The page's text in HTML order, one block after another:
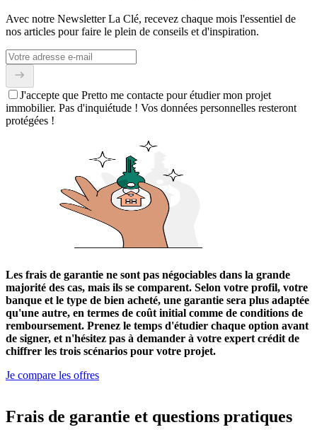
Avec notre Newsletter La Clé, recevez chaque mois l'essentiel de
nos articles pour faire le plein de conseils et d'inspiration.
J'accepte que Pretto me contacte pour étudier mon projet
immobilier. Pas d'inquiétude ! Vos données personnelles resteront
protégées !
Les frais de garantie ne sont pas négociables dans la grande
majorité des cas, mais ils se comparent. Selon votre profil, votre
banque et le type de bien acheté, une garantie sera plus adaptée
qu'une autre, en termes de coût initial comme de conditions de
remboursement. Prenez le temps d'étudier chaque option avant
de signer, et n'hésitez pas à demander à votre expert crédit de
chiffrer les trois scénarios pour votre projet.
Je compare les offres
Frais de garantie et questions pratiques